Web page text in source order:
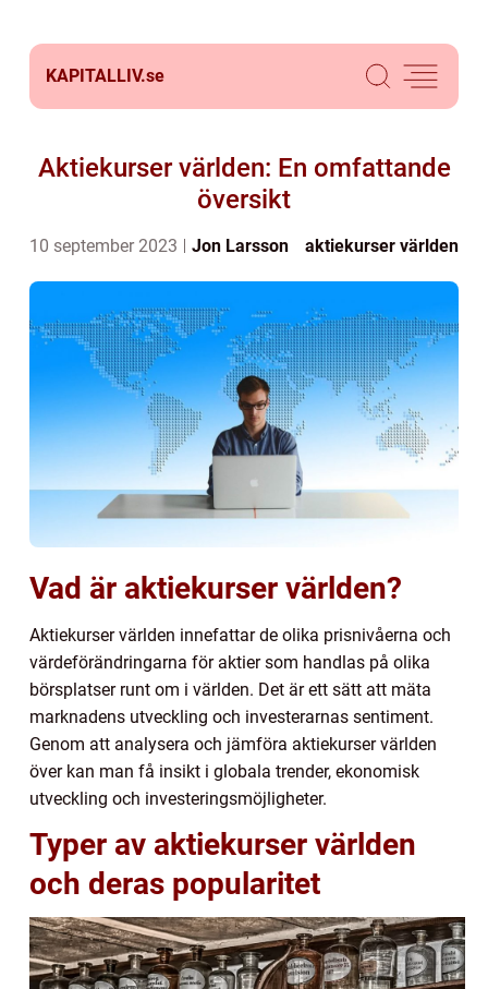
KAPITALLIV.se
Aktiekurser världen: En omfattande
översikt
10 september 2023 Jon Larsson aktiekurser världen
Vad är aktiekurser världen?
Aktiekurser världen innefattar de olika prisnivåerna och
värdeförändringarna för aktier som handlas på olika
börsplatser runt om i världen. Det är ett sätt att mäta
marknadens utveckling och investerarnas sentiment.
Genom att analysera och jämföra aktiekurser världen
över kan man få insikt i globala trender, ekonomisk
utveckling och investeringsmöjligheter.
Typer av aktiekurser världen
och deras popularitet